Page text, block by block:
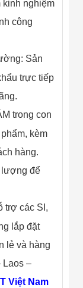
kinh nghiệm
công
Sản
trực tiếp
trong con
kèm
hàng.
lượng để
trợ các SI,
lắp đặt
lẻ và hàng
Laos –
Việt Nam